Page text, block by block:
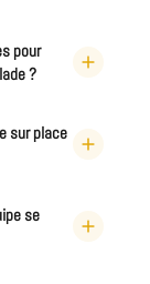
pour
?
sur place
se